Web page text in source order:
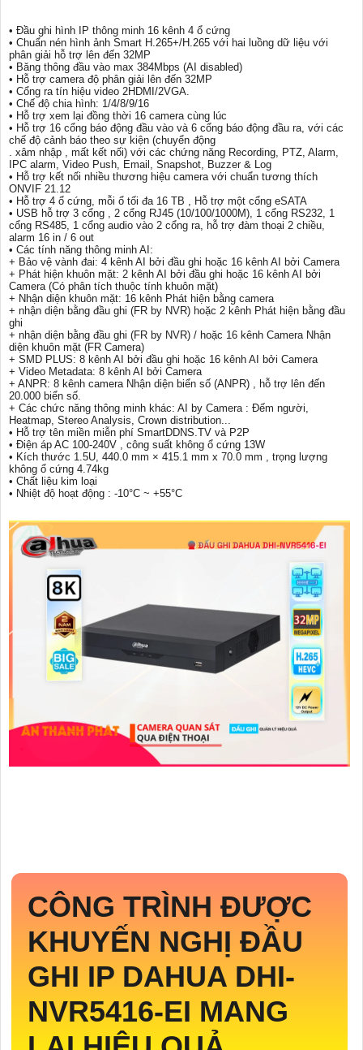
• Đầu ghi hình IP thông minh 16 kênh 4 ổ cứng
• Chuẩn nén hình ảnh Smart H.265+/H.265 với hai luồng dữ liệu với
phân giải hỗ trợ lên đến 32MP
• Băng thông đầu vào max 384Mbps (AI disabled)
• Hỗ trợ camera độ phân giải lên đến 32MP
• Cổng ra tín hiệu video 2HDMI/2VGA.
• Chế độ chia hình: 1/4/8/9/16
• Hỗ trợ xem lại đồng thời 16 camera cùng lúc
• Hỗ trợ 16 cổng báo động đầu vào và 6 cổng báo động đầu ra, với các
chế độ cảnh báo theo sự kiện (chuyển động
. xâm nhập , mất kết nối) với các chứng năng Recording, PTZ, Alarm,
IPC alarm, Video Push, Email, Snapshot, Buzzer & Log
• Hỗ trợ kết nối nhiều thương hiệu camera với chuẩn tương thích
ONVIF 21.12
• Hỗ trợ 4 ổ cứng, mỗi ổ tối đa 16 TB , Hỗ trợ một cổng eSATA
• USB hỗ trợ 3 cổng , 2 cổng RJ45 (10/100/1000M), 1 cổng RS232, 1
cổng RS485, 1 cổng audio vào 2 cổng ra, hỗ trợ đàm thoại 2 chiều,
alarm 16 in / 6 out
• Các tính năng thông minh AI:
+ Bảo vệ vành đai: 4 kênh AI bởi đầu ghi hoặc 16 kênh AI bởi Camera
+ Phát hiện khuôn mặt: 2 kênh AI bởi đầu ghi hoặc 16 kênh AI bởi
Camera (Có phân tích thuộc tính khuôn mặt)
+ Nhận diện khuôn mặt: 16 kênh Phát hiện bằng camera
+ nhận diện bằng đầu ghi (FR by NVR) hoặc 2 kênh Phát hiện bằng đầu
ghi
+ nhận diện bằng đầu ghi (FR by NVR) / hoặc 16 kênh Camera Nhận
diện khuôn mặt (FR Camera)
+ SMD PLUS: 8 kênh AI bởi đầu ghi hoặc 16 kênh AI bởi Camera
+ Video Metadata: 8 kênh AI bởi Camera
+ ANPR: 8 kênh camera Nhận diện biển số (ANPR) , hỗ trợ lên đến
20.000 biển số.
+ Các chức năng thông minh khác: AI by Camera : Đếm người,
Heatmap, Stereo Analysis, Crown distribution...
• Hỗ trợ tên miền miễn phí SmartDDNS.TV và P2P
• Điện áp AC 100-240V , công suất không ổ cứng 13W
• Kích thước 1.5U, 440.0 mm × 415.1 mm x 70.0 mm , trọng lượng
không ổ cứng 4.74kg
• Chất liệu kim loại
• Nhiệt độ hoạt động : -10°C ~ +55°C
CÔNG TRÌNH ĐƯỢC
KHUYẾN NGHỊ ĐẦU
GHI IP DAHUA DHI-
NVR5416-EI MANG